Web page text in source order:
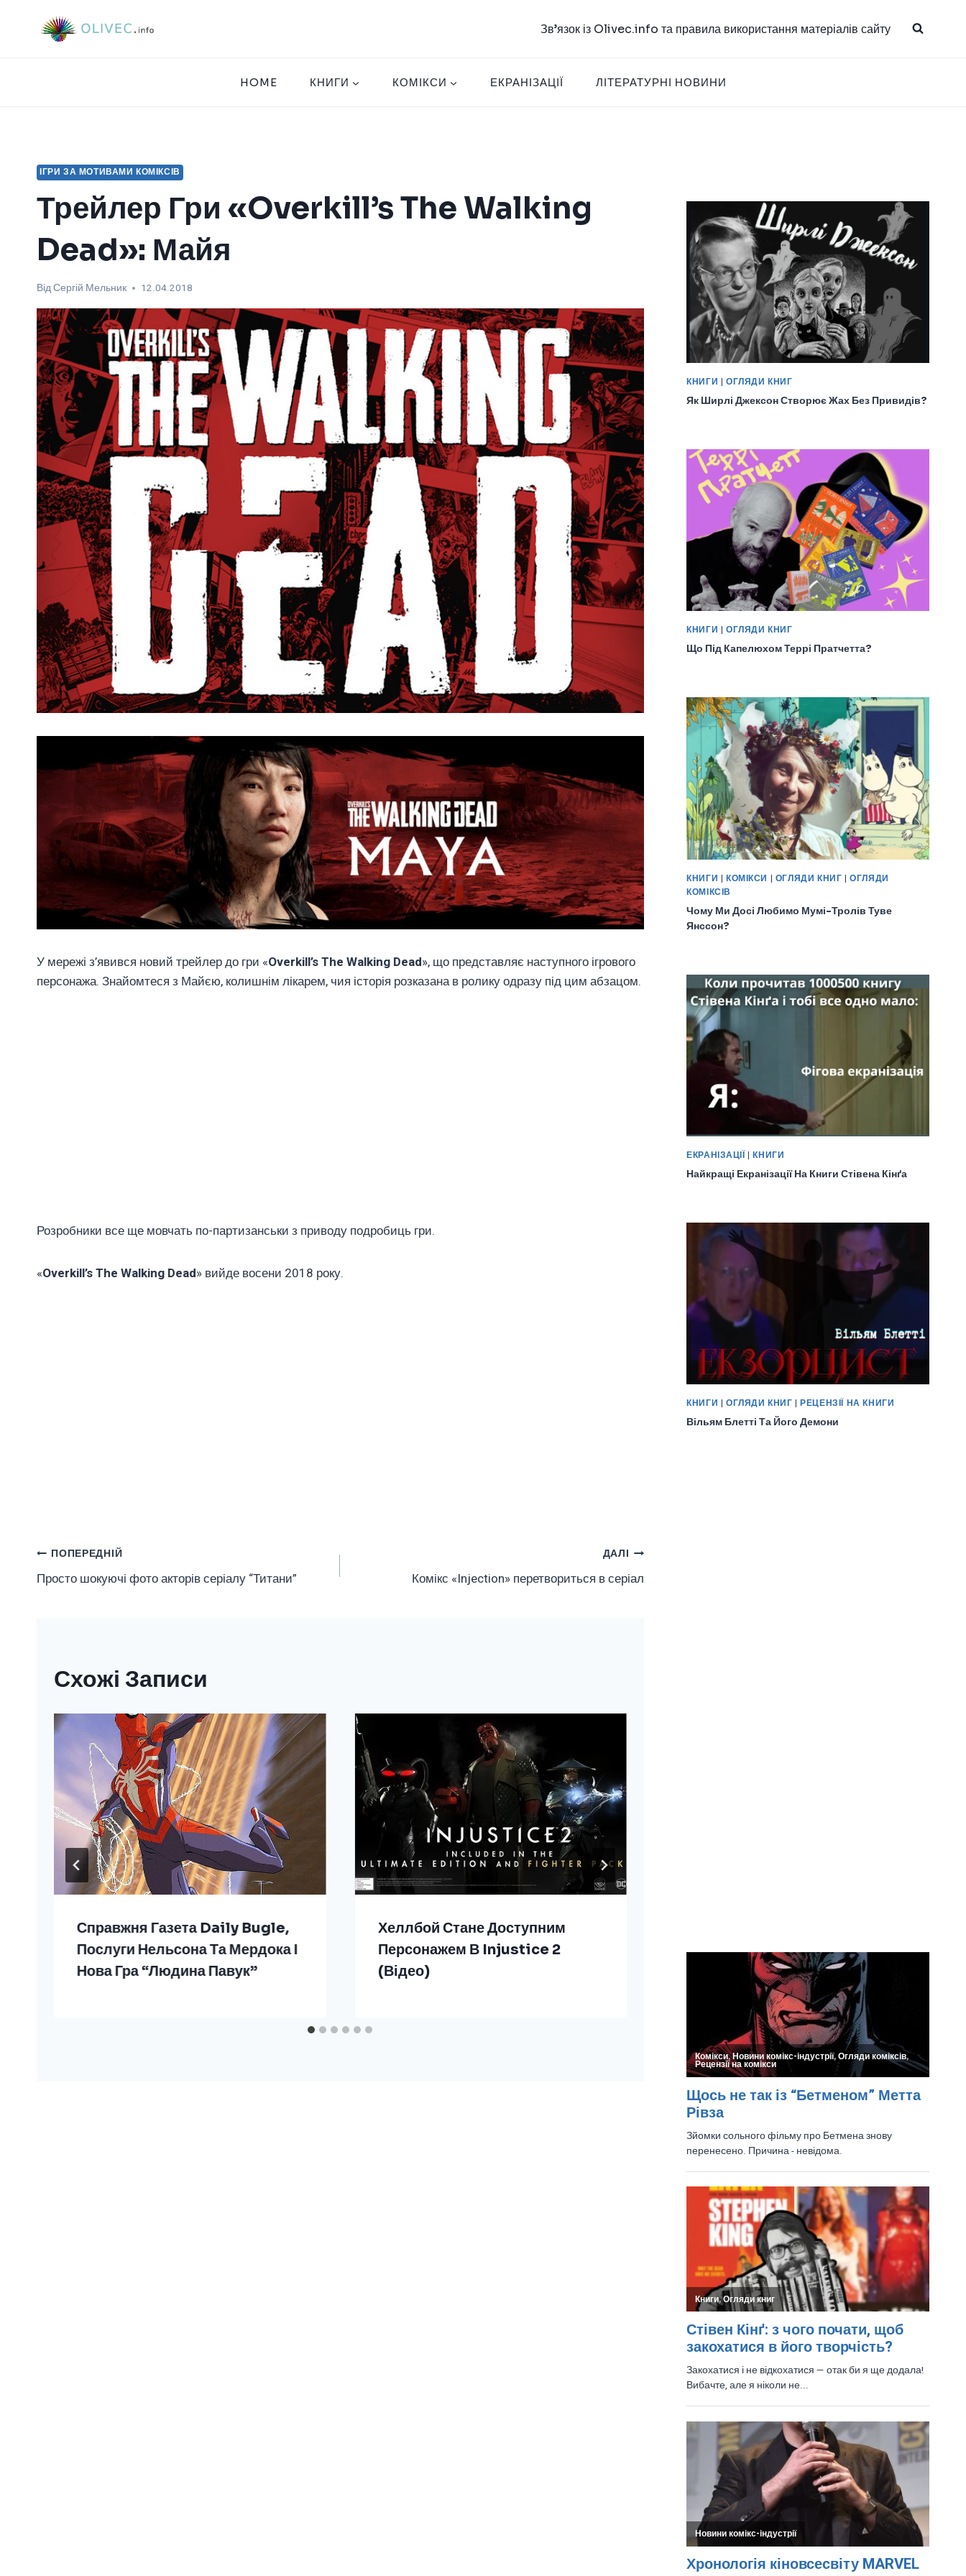
Зв’язок із Olivec.info та правила використання матеріалів сайту
HOME КНИГИ КОМІКСИ ЕКРАНІЗАЦІЇ ЛІТЕРАТУРНІ НОВИНИ
ІГРИ ЗА МОТИВАМИ КОМІКСІВ
Трейлер Гри «Overkill’s The Walking
Dead»: Майя
ВідСергій Мельник 12.04.2018
У мережі з’явився новий трейлер до гри «Overkill’s The Walking Dead», що представляє наступного ігрового
персонажа. Знайомтеся з Майєю, колишнім лікарем, чия історія розказана в ролику одразу під цим абзацом.
Розробники все ще мовчать по-партизанськи з приводу подробиць гри.
«Overkill’s The Walking Dead» вийде восени 2018 року.
Навігація
Записів
ПОПЕРЕДНІЙ
Просто шокуючі фото акторів серіалу “Титани”
ДАЛІ
Комікс «Injection» перетвориться в серіал
Схожі Записи
Справжня Газета Daily Bugle,
Послуги Нельсона Та Мердока І
Нова Гра “Людина Павук”
Хеллбой Стане Доступним
Персонажем В Injustice 2
(відео)
Частина Гри Вовк Серед Нас
КНИГИ | ОГЛЯДИ КНИГ
Як Ширлі Джексон Створює Жах Без Привидів?
КНИГИ | ОГЛЯДИ КНИГ
Що Під Капелюхом Террі Пратчетта?
КНИГИ | КОМІКСИ | ОГЛЯДИ КНИГ |ОГЛЯДИ
КОМІКСІВ
Чому Ми Досі Любимо Мумі-Тролів Туве
Янссон?
ЕКРАНІЗАЦІЇ |КНИГИ
Найкращі Екранізації На Книги Стівена Кінґа
КНИГИ | ОГЛЯДИ КНИГ |РЕЦЕНЗІЇ НА КНИГИ
Вільям Блетті Та Його Демони